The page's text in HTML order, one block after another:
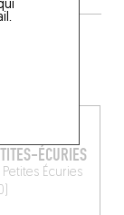
ÉCURIES
Petites Écuries